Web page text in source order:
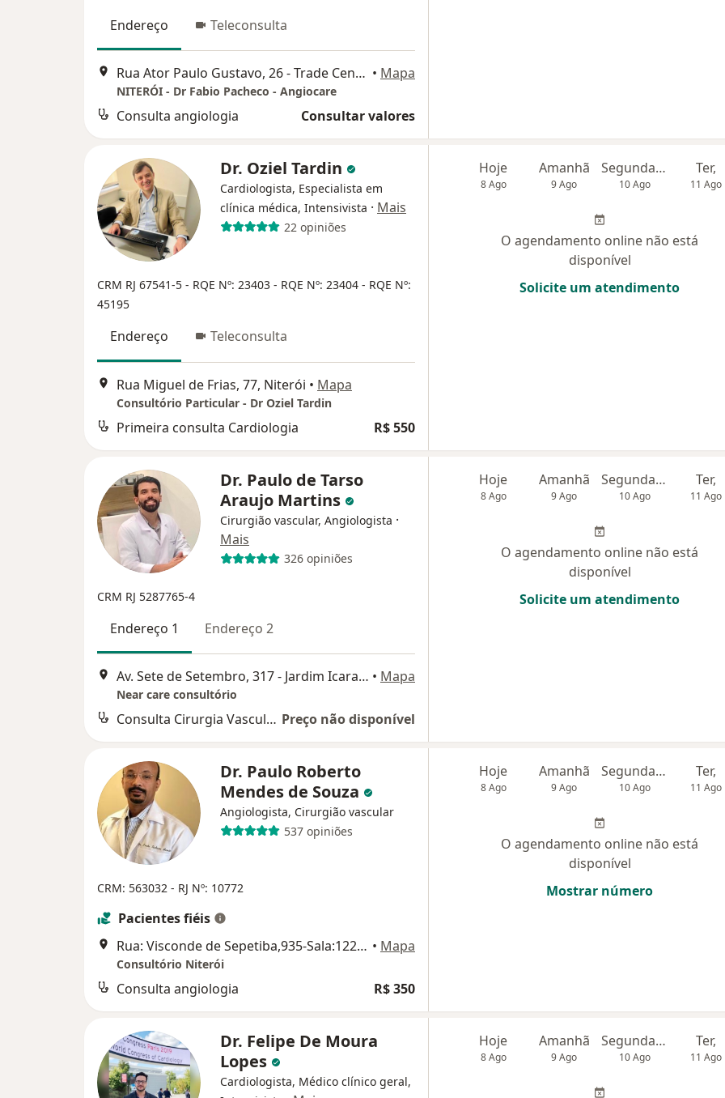
Endereço Teleconsulta
Rua Ator Paulo Gustavo, 26 - Trade Center Sala 1105 - Icaraí, Niterói • Mapa
NITERÓI - Dr Fabio Pacheco - Angiocare
Consulta angiologia Consultar valores
Dr. Oziel Tardin
Cardiologista, Especialista em
clínica médica, Intensivista · Mais
22 opiniões
CRM RJ 67541-5 - RQE Nº: 23403 - RQE Nº: 23404 - RQE Nº:
45195
Endereço Teleconsulta
Rua Miguel de Frias, 77, Niterói • Mapa
Consultório Particular - Dr Oziel Tardin
Primeira consulta Cardiologia R$ 550
Hoje
8 Ago
Amanhã
9 Ago
Segunda-feira
10 Ago
Ter,
11 Ago
O agendamento online não está
disponível
Solicite um atendimento
Dr. Paulo de Tarso
Araujo Martins
Cirurgião vascular, Angiologista ·
Mais
326 opiniões
CRM RJ 5287765-4
Endereço 1 Endereço 2
Av. Sete de Setembro, 317 - Jardim Icaraí, Niterói - RJ, Niterói • Mapa
Near care consultório
Consulta Cirurgia Vascular Preço não disponível
Hoje
8 Ago
Amanhã
9 Ago
Segunda-feira
10 Ago
Ter,
11 Ago
O agendamento online não está
disponível
Solicite um atendimento
Dr. Paulo Roberto
Mendes de Souza
Angiologista, Cirurgião vascular
537 opiniões
CRM: 563032 - RJ Nº: 10772
Pacientes fiéis
Rua: Visconde de Sepetiba,935-Sala:1221, Niterói • Mapa
Consultório Niterói
Consulta angiologia R$ 350
Hoje
8 Ago
Amanhã
9 Ago
Segunda-feira
10 Ago
Ter,
11 Ago
O agendamento online não está
disponível
Mostrar número
Dr. Felipe De Moura
Lopes
Cardiologista, Médico clínico geral,
Hoje
8 Ago
Amanhã
9 Ago
Segunda-feira
10 Ago
Ter,
11 Ago